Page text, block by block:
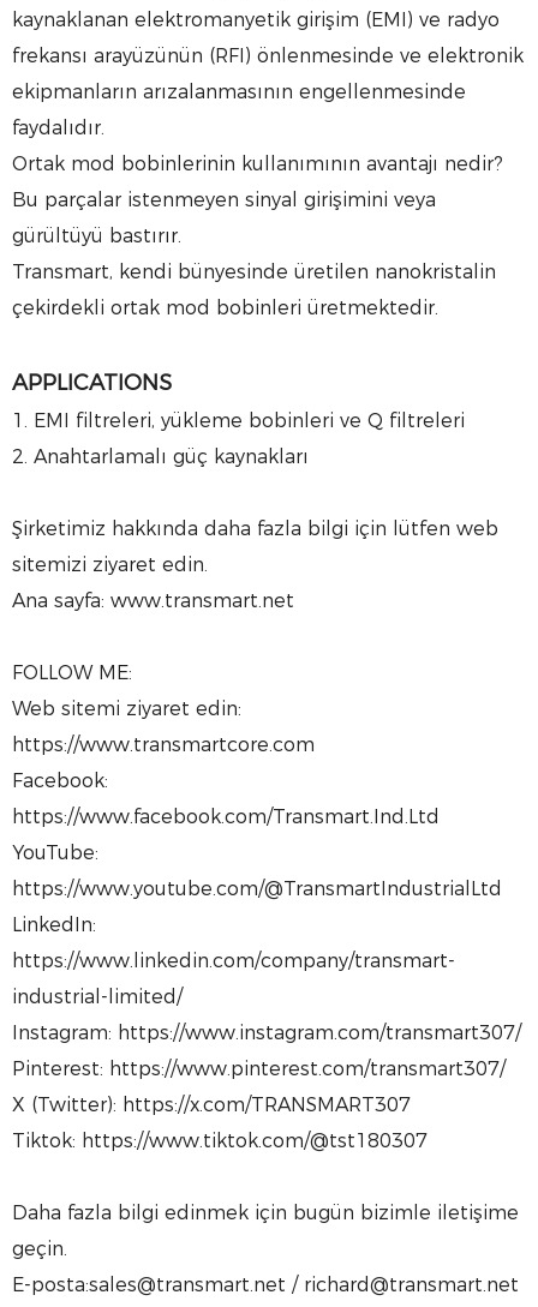
kaynaklanan elektromanyetik girişim (EMI) ve radyo
frekansı arayüzünün (RFI) önlenmesinde ve elektronik
ekipmanların arızalanmasının engellenmesinde
faydalıdır.
Ortak mod bobinlerinin kullanımının avantajı nedir?
Bu parçalar istenmeyen sinyal girişimini veya
gürültüyü bastırır.
Transmart, kendi bünyesinde üretilen nanokristalin
çekirdekli ortak mod bobinleri üretmektedir.
APPLICATIONS
1. EMI filtreleri, yükleme bobinleri ve Q filtreleri
2. Anahtarlamalı güç kaynakları
Şirketimiz hakkında daha fazla bilgi için lütfen web
sitemizi ziyaret edin.
Ana sayfa: www.transmart.net
FOLLOW ME:
Web sitemi ziyaret edin:
https://www.transmartcore.com
Facebook:
https://www.facebook.com/Transmart.Ind.Ltd
YouTube:
https://www.youtube.com/@TransmartIndustrialLtd
LinkedIn:
https://www.linkedin.com/company/transmart-
industrial-limited/
Instagram: https://www.instagram.com/transmart307/
Pinterest: https://www.pinterest.com/transmart307/
X (Twitter): https://x.com/TRANSMART307
Tiktok: https://www.tiktok.com/@tst180307
Daha fazla bilgi edinmek için bugün bizimle iletişime
geçin.
E-posta:sales@transmart.net / richard@transmart.net